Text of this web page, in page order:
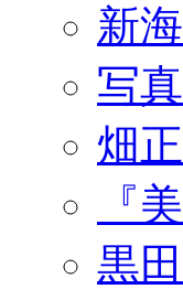
新
写
畑
『
黒